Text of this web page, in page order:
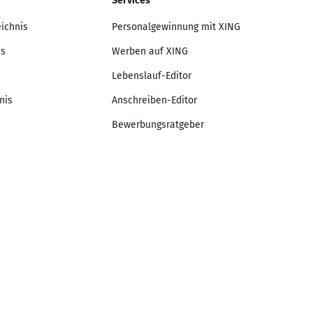
Personalgewinnung mit XING
Werben auf XING
Lebenslauf-Editor
Anschreiben-Editor
Bewerbungsratgeber